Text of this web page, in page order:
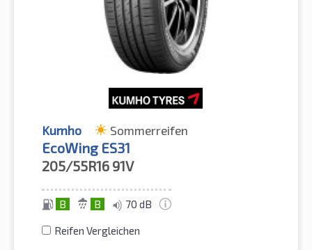
Kumho Sommerreifen
EcoWing ES31
205/55R16 91V
B B 70 dB
Reifen Vergleichen